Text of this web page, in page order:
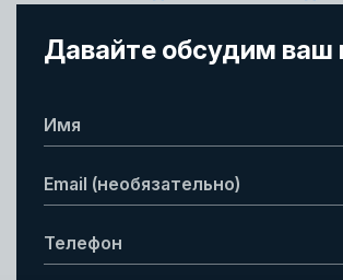
Давайте обсудим ваш